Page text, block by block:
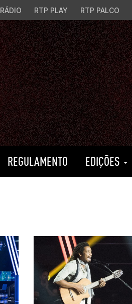
RÁDIO RTP PLAY RTP PALCO
REGULAMENTO EDIÇÕES